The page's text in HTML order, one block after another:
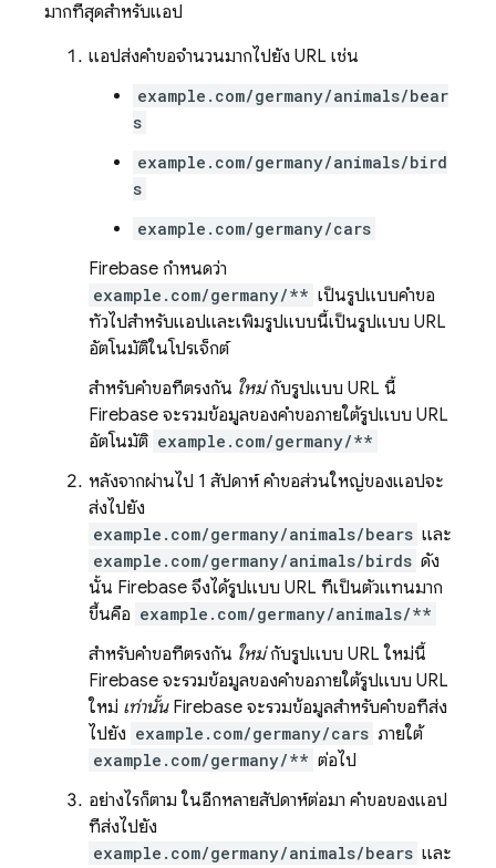
มากที่สุดสำหรับแอป
แอปส่งคำขอจำนวนมากไปยัง URL เช่น
example.com/germany/animals/bear
s
example.com/germany/animals/bird
s
example.com/germany/cars
Firebase กำหนดว่า
example.com/germany/** เป็นรูปแบบคำขอ
ทั่วไปสำหรับแอปและเพิ่มรูปแบบนี้เป็นรูปแบบ URL
อัตโนมัติในโปรเจ็กต์
สำหรับคำขอที่ตรงกัน ใหม่กับรูปแบบ URL นี้
Firebase จะรวมข้อมูลของคำขอภายใต้รูปแบบ URL
อัตโนมัติ example.com/germany/**
หลังจากผ่านไป 1 สัปดาห์ คำขอส่วนใหญ่ของแอปจะ
ส่งไปยัง
example.com/germany/animals/bears และ
example.com/germany/animals/birds ดัง
นั้น Firebase จึงได้รูปแบบ URL ที่เป็นตัวแทนมาก
ขึ้นคือ example.com/germany/animals/**
สำหรับคำขอที่ตรงกัน ใหม่กับรูปแบบ URL ใหม่นี้
Firebase จะรวมข้อมูลของคำขอภายใต้รูปแบบ URL
ใหม่ เท่านั้นFirebase จะรวมข้อมูลสำหรับคำขอที่ส่ง
ไปยัง example.com/germany/cars ภายใต้
example.com/germany/** ต่อไป
อย่างไรก็ตาม ในอีกหลายสัปดาห์ต่อมา คำขอของแอป
ที่ส่งไปยัง
example.com/germany/animals/bears และ